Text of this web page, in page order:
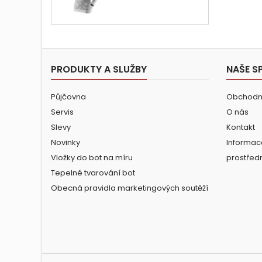
PRODUKTY A SLUŽBY
Půjčovna
Servis
Slevy
Novinky
Vložky do bot na míru
Tepelné tvarování bot
Obecná pravidla marketingových soutěží
NAŠE
O nás
Kontakt